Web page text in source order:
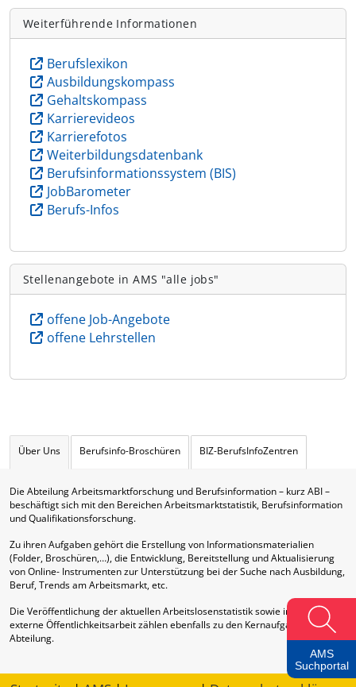
Weiterführende Informationen
Berufslexikon
Ausbildungskompass
Gehaltskompass
Karrierevideos
Karrierefotos
Weiterbildungsdatenbank
Berufsinformationssystem (BIS)
JobBarometer
Berufs-Infos
Stellenangebote in AMS "alle jobs"
offene Job-Angebote
offene Lehrstellen
Über Uns Berufsinfo-Broschüren BIZ-BerufsInfoZentren
Die Abteilung Arbeitsmarktforschung und Berufsinformation – kurz ABI –
beschäftigt sich mit den Bereichen Arbeitsmarktstatistik, Berufsinformation
und Qualifikationsforschung.
Zu ihren Aufgaben gehört die Erstellung von Informationsmaterialien
(Folder, Broschüren,…), die Entwicklung, Bereitstellung und Aktualisierung
von Online- Instrumenten zur Unterstützung bei der Suche nach Ausbildung,
Beruf, Trends am Arbeitsmarkt, etc.
Die Veröffentlichung der aktuellen Arbeitslosenstatistik sowie interne und
externe Öffentlichkeitsarbeit zählen ebenfalls zu den Kernaufgaben dieser
Abteilung.
AMS
Suchportal